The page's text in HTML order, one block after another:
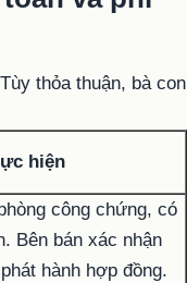
thỏa thuận, bà con
hiện
công chứng, có
Bên bán xác nhận
hành hợp đồng.